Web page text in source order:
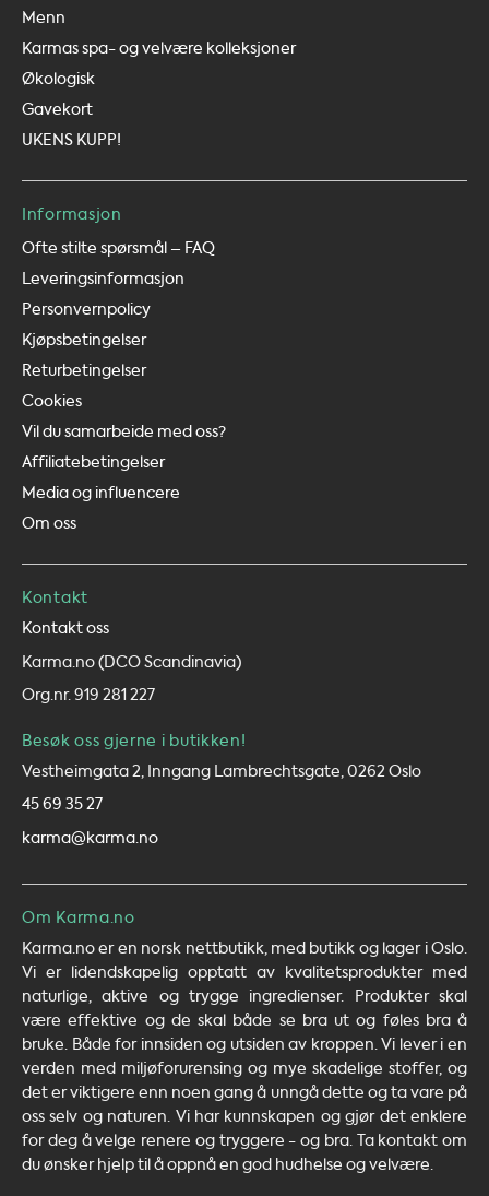
Menn
Karmas spa- og velvære kolleksjoner
Økologisk
Gavekort
UKENS KUPP!
Informasjon
Ofte stilte spørsmål – FAQ
Leveringsinformasjon
Personvernpolicy
Kjøpsbetingelser
Returbetingelser
Cookies
Vil du samarbeide med oss?
Affiliatebetingelser
Media og influencere
Om oss
Kontakt
Kontakt oss
Karma.no (DCO Scandinavia)
Org.nr. 919 281 227
Besøk oss gjerne i butikken!
Vestheimgata 2, Inngang Lambrechtsgate, 0262 Oslo
45 69 35 27
karma@karma.no
Om Karma.no
Karma.no er en norsk nettbutikk, med butikk og lager i Oslo.
Vi er lidendskapelig opptatt av kvalitetsprodukter med
naturlige, aktive og trygge ingredienser. Produkter skal
være effektive og de skal både se bra ut og føles bra å
bruke. Både for innsiden og utsiden av kroppen. Vi lever i en
verden med miljøforurensing og mye skadelige stoffer, og
det er viktigere enn noen gang å unngå dette og ta vare på
oss selv og naturen. Vi har kunnskapen og gjør det enklere
for deg å velge renere og tryggere - og bra. Ta kontakt om
du ønsker hjelp til å oppnå en god hudhelse og velvære.